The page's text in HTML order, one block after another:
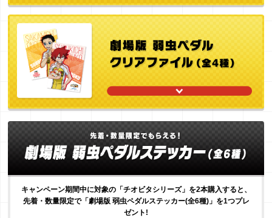
キャンペーン期間中に対象の「チオビタシリーズ」を2本購入すると、
先着・数量限定で「劇場版 弱虫ペダルステッカー(全6種)」を1つプレ
ゼント!